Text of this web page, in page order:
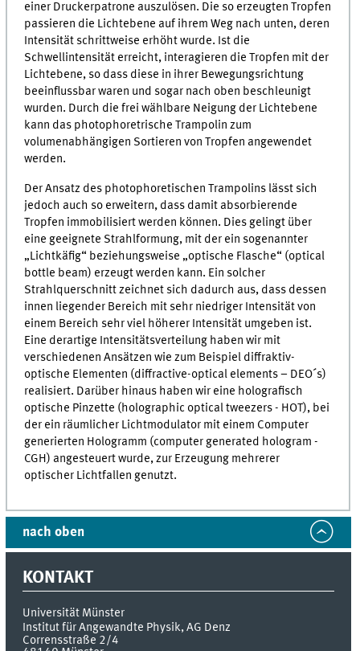
einer Druckerpatrone auszulösen. Die so erzeugten Tropfen
passieren die Lichtebene auf ihrem Weg nach unten, deren
Intensität schrittweise erhöht wurde. Ist die
Schwellintensität erreicht, interagieren die Tropfen mit der
Lichtebene, so dass diese in ihrer Bewegungsrichtung
beeinflussbar waren und sogar nach oben beschleunigt
wurden. Durch die frei wählbare Neigung der Lichtebene
kann das photophoretrische Trampolin zum
volumenabhängigen Sortieren von Tropfen angewendet
werden.
Der Ansatz des photophoretischen Trampolins lässt sich
jedoch auch so erweitern, dass damit absorbierende
Tropfen immobilisiert werden können. Dies gelingt über
eine geeignete Strahlformung, mit der ein sogenannter
„Lichtkäfig“ beziehungsweise „optische Flasche“ (optical
bottle beam) erzeugt werden kann. Ein solcher
Strahlquerschnitt zeichnet sich dadurch aus, dass dessen
innen liegender Bereich mit sehr niedriger Intensität von
einem Bereich sehr viel höherer Intensität umgeben ist.
Eine derartige Intensitätsverteilung haben wir mit
verschiedenen Ansätzen wie zum Beispiel diffraktiv-
optische Elementen (diffractive-optical elements – DEO´s)
realisiert. Darüber hinaus haben wir eine holografisch
optische Pinzette (holographic optical tweezers - HOT), bei
der ein räumlicher Lichtmodulator mit einem Computer
generierten Hologramm (computer generated hologram -
CGH) angesteuert wurde, zur Erzeugung mehrerer
optischer Lichtfallen genutzt.
nach oben
KONTAKT
Universität Münster
Institut für Angewandte Physik, AG Denz
Corrensstraße 2/4